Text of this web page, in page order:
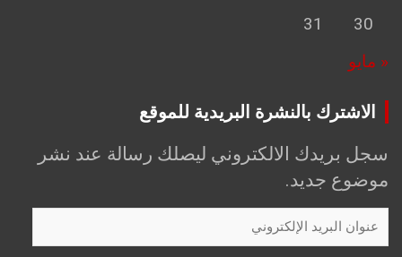
30
31
« مايو
الاشترك بالنشرة البريدية للموقع
سجل بريدك الالكتروني ليصلك رسالة عند نشر
موضوع جديد.
عنوان
البريد